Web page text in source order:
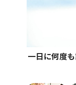
一日に何度